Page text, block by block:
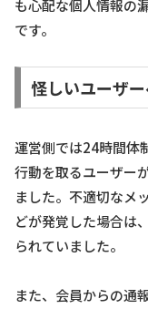
も心配な個人情報の
です。
怪しいユーザ
運営側では24時間体
行動を取るユーザー
ました。不適切なメ
どが発覚した場合は
られていました。
また、会員からの通